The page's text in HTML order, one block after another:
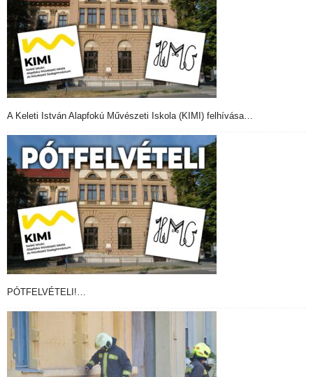
A Keleti István Alapfokú Művészeti Iskola (KIMI) felhívása…
PÓTFELVÉTELI!…